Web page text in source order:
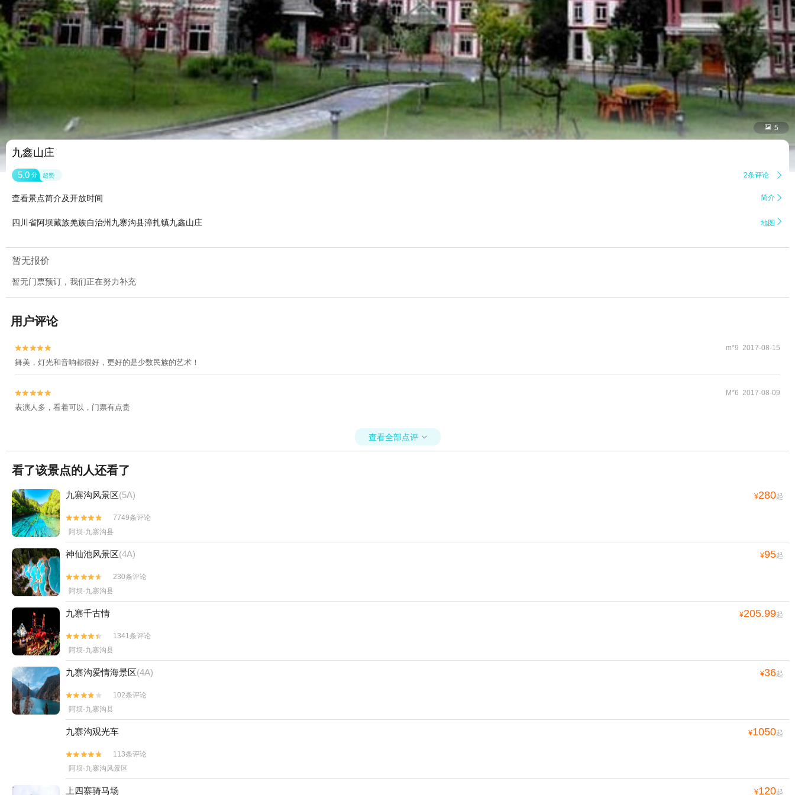
 5
九鑫山庄
5.0 分 超赞 2条评论 
查看景点简介及开放时间 简介 
四川省阿坝藏族羌族自治州九寨沟县漳扎镇九鑫山庄 地图 
暂无报价
暂无门票预订，我们正在努力补充
用户评论

 m*9 2017-08-15
舞美，灯光和音响都很好，更好的是少数民族的艺术！

 M*6 2017-08-09
表演人多，看着可以，门票有点贵
查看全部点评 
看了该景点的人还看了
九寨沟风景区(5A) ¥280起


7749条评论
阿坝·九寨沟县
神仙池风景区(4A) ¥95起


230条评论
阿坝·九寨沟县
九寨千古情 ¥205.99起


1341条评论
阿坝·九寨沟县
九寨沟爱情海景区(4A) ¥36起


102条评论
阿坝·九寨沟县
九寨沟观光车 ¥1050起


113条评论
阿坝·九寨沟风景区
上四寨骑马场 ¥120起